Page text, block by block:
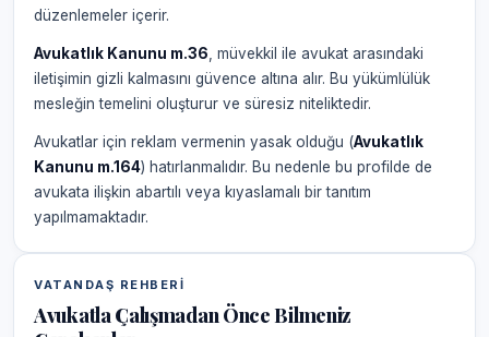
düzenlemeler içerir.
Avukatlık Kanunu m.36 , müvekkil ile avukat arasındaki
iletişimin gizli kalmasını güvence altına alır. Bu yükümlülük
mesleğin temelini oluşturur ve süresiz niteliktedir.
Avukatlar için reklam vermenin yasak olduğu (Avukatlık
Kanunu m.164) hatırlanmalıdır. Bu nedenle bu profilde de
avukata ilişkin abartılı veya kıyaslamalı bir tanıtım
yapılmamaktadır.
VATANDAŞ REHBERI
Avukatla Çalışmadan Önce Bilmeniz